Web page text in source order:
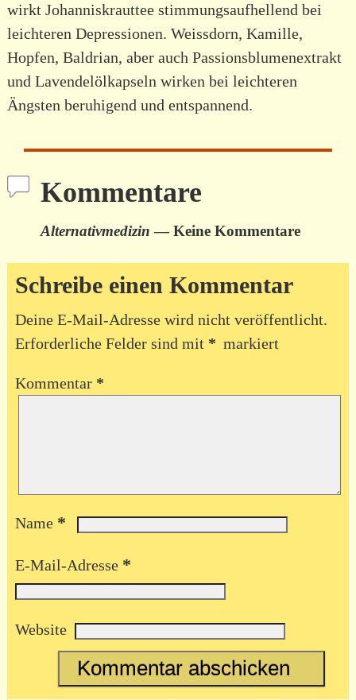
wirkt Johanniskrauttee stimmungsaufhellend bei
leichteren Depressionen. Weissdorn, Kamille,
Hopfen, Baldrian, aber auch Passionsblumenextrakt
und Lavendelölkapseln wirken bei leichteren
Ängsten beruhigend und entspannend.
Kommentare
Alternativmedizin — Keine Kommentare
Schreibe einen Kommentar
Deine E-Mail-Adresse wird nicht veröffentlicht.
Erforderliche Felder sind mit * markiert
Kommentar *
Name *
E-Mail-Adresse *
Website